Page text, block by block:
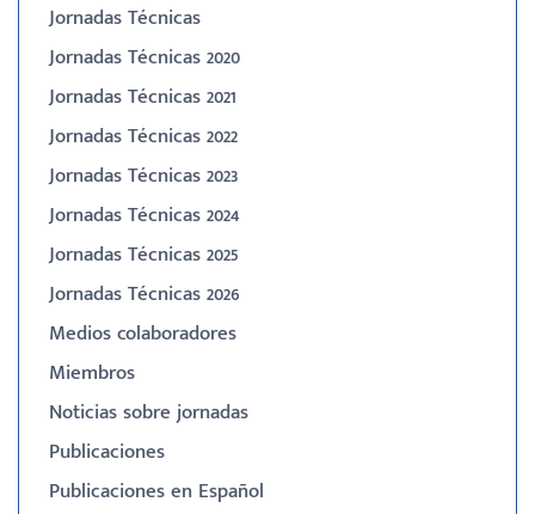
Jornadas Técnicas
Jornadas Técnicas 2020
Jornadas Técnicas 2021
Jornadas Técnicas 2022
Jornadas Técnicas 2023
Jornadas Técnicas 2024
Jornadas Técnicas 2025
Jornadas Técnicas 2026
Medios colaboradores
Miembros
Noticias sobre jornadas
Publicaciones
Publicaciones en Español